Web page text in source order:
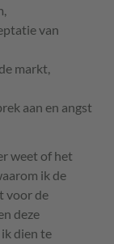
van
markt,
aan en angst
weet of het
ik de
voor de
deze
dien te